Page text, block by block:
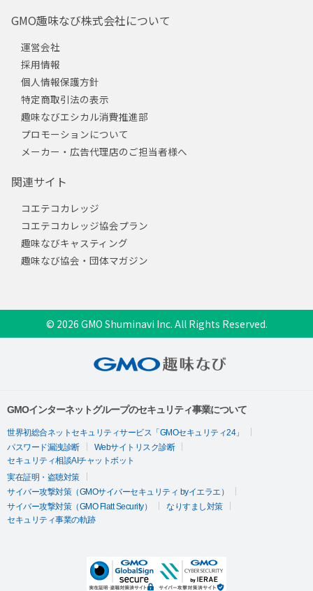
GMO趣味なび株式会社について
運営会社
採用情報
個人情報保護方針
特定商取引法の表示
趣味なびエシカル消費推進部
プロモーションについて
メーカー・広告代理店のご担当者様へ
関連サイト
コエテコカレッジ
コエテコカレッジ協会プラン
趣味なびキャスティング
趣味なび協会・団体マガジン
© 2026 GMO Shuminavi Inc. All Rights Reserved.